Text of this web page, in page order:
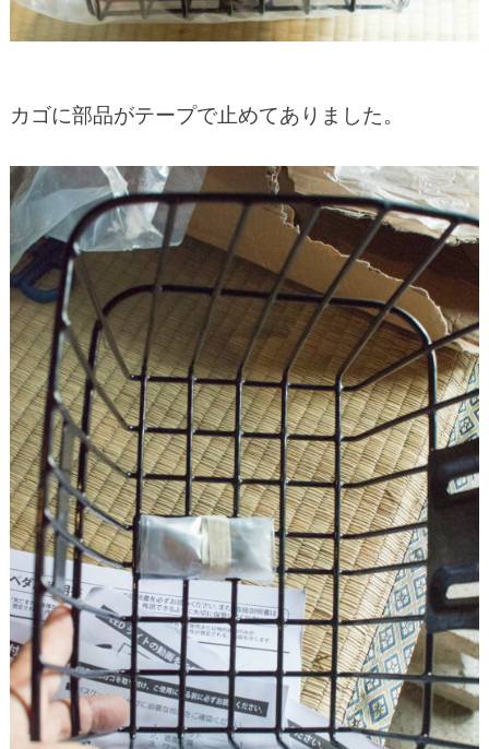
カゴに部品がテープで止めてありました。